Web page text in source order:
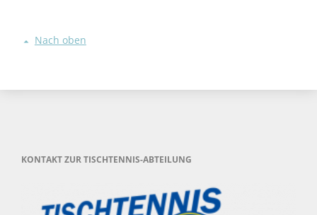
Nach oben
KONTAKT ZUR TISCHTENNIS-ABTEILUNG